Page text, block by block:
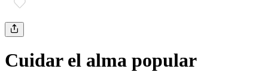
Cuidar el alma popular